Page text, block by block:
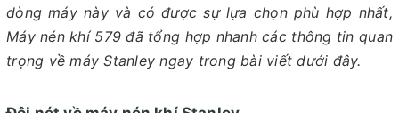
dòng máy này và có được sự lựa chọn phù hợp nhất,
Máy nén khí 579 đã tổng hợp nhanh các thông tin quan
trọng về máy Stanley ngay trong bài viết dưới đây.